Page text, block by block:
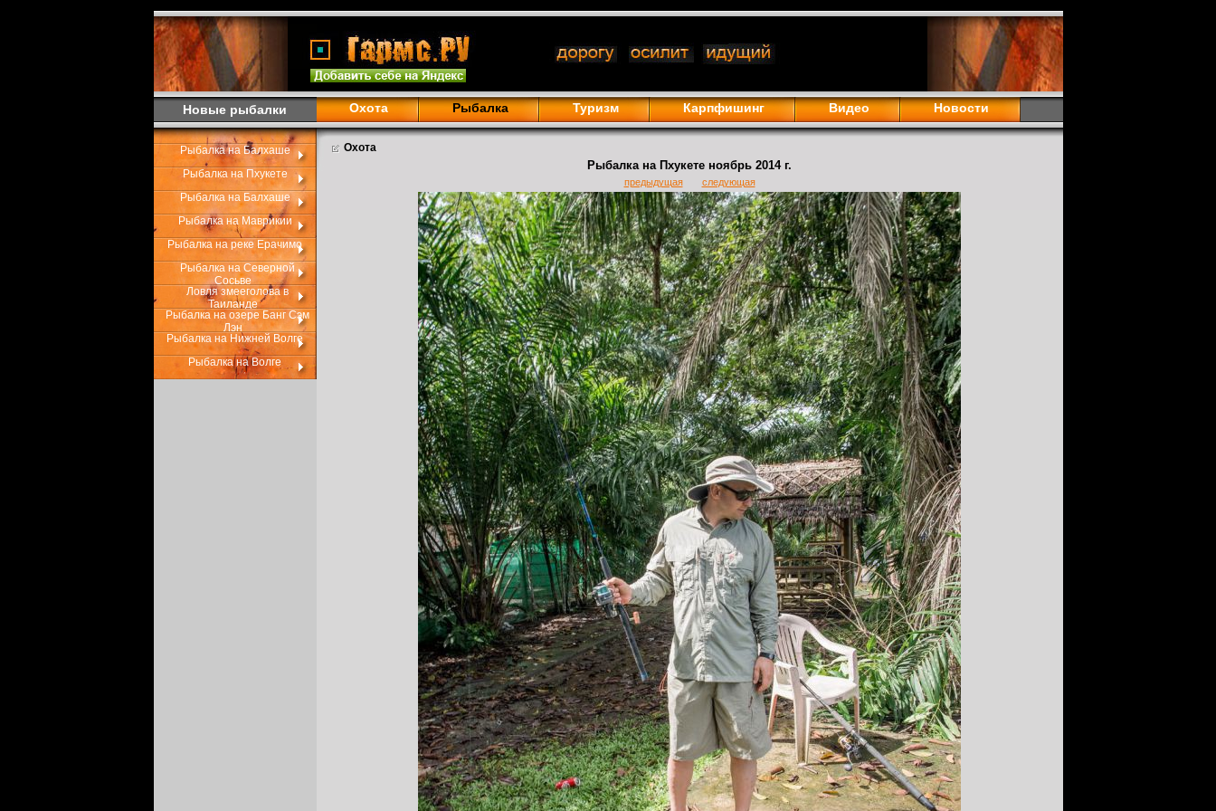
Новые рыбалки Охота Рыбалка Туризм Карпфишинг Видео Новости
Рыбалка на Балхаше
Рыбалка на Пхукете
Рыбалка на Балхаше
Рыбалка на Маврикии
Рыбалка на реке Ерачимо
Рыбалка на Северной
Сосьве
Ловля змееголова в
Таиланде
Рыбалка на озере Банг Сэм
Лэн
Рыбалка на Нижней Волге
Рыбалка на Волге
Охота
Рыбалка на Пхукете ноябрь 2014 г.
предыдущая следующая